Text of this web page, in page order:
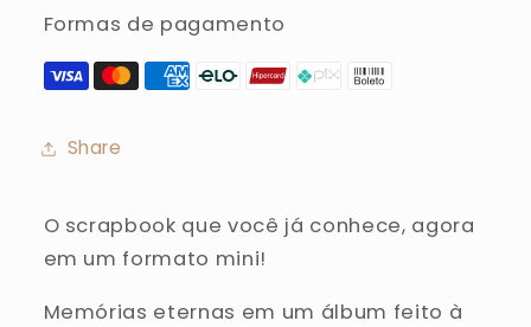
Formas de pagamento
Share
O scrapbook que você já conhece, agora
em um formato mini!
Memórias eternas em um álbum feito à